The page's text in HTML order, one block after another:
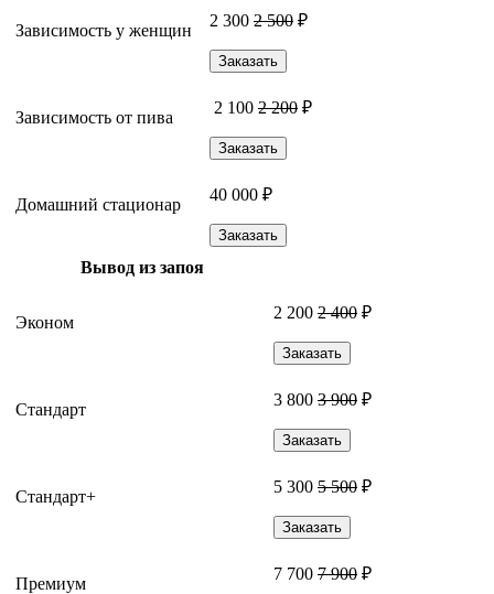
Зависимость у женщин
2 300 2 500 ₽
Заказать
Зависимость от пива
2 100 2 200 ₽
Заказать
Домашний стационар
40 000 ₽
Заказать
Вывод из запоя
Эконом
2 200 2 400 ₽
Заказать
Стандарт
3 800 3 900 ₽
Заказать
Стандарт+
5 300 5 500 ₽
Заказать
Премиум
7 700 7 900 ₽